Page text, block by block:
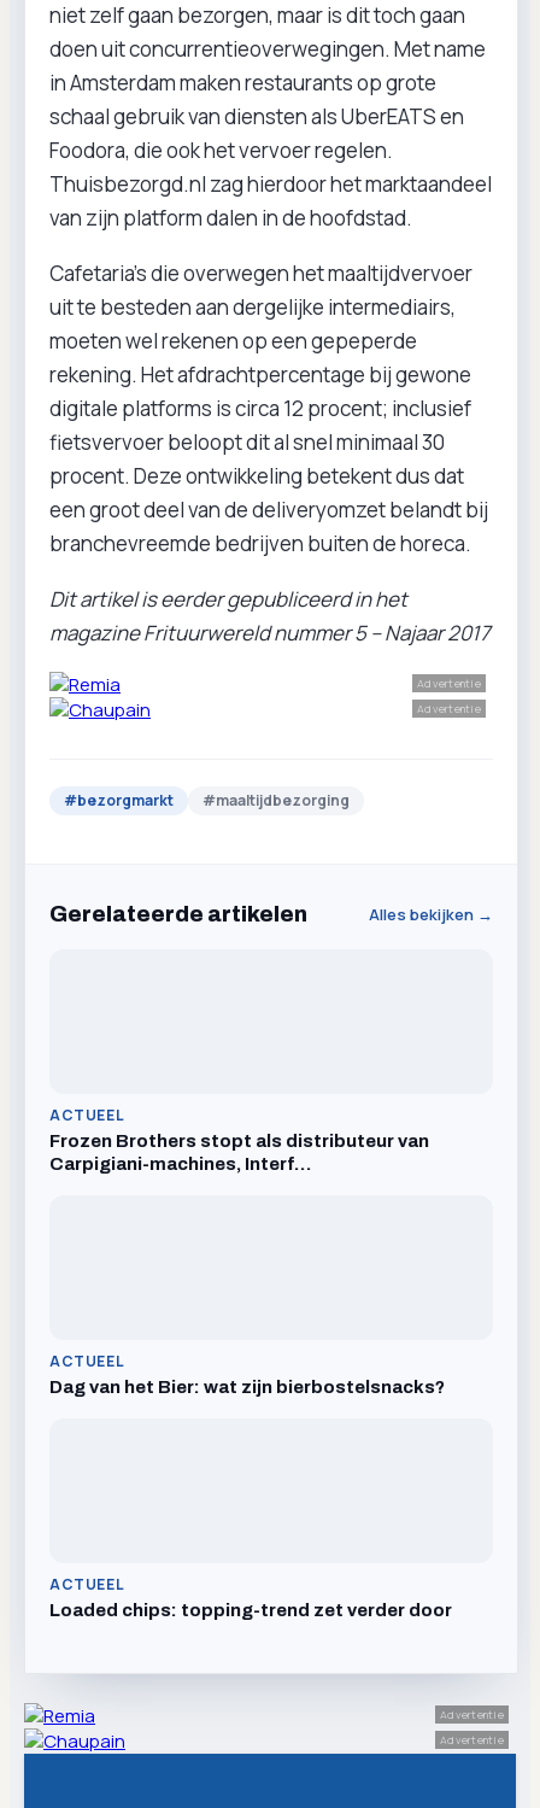
niet zelf gaan bezorgen, maar is dit toch gaan
doen uit concurrentieoverwegingen. Met name
in Amsterdam maken restaurants op grote
schaal gebruik van diensten als UberEATS en
Foodora, die ook het vervoer regelen.
Thuisbezorgd.nl zag hierdoor het marktaandeel
van zijn platform dalen in de hoofdstad.
Cafetaria’s die overwegen het maaltijdvervoer
uit te besteden aan dergelijke intermediairs,
moeten wel rekenen op een gepeperde
rekening. Het afdrachtpercentage bij gewone
digitale platforms is circa 12 procent; inclusief
fietsvervoer beloopt dit al snel minimaal 30
procent. Deze ontwikkeling betekent dus dat
een groot deel van de deliveryomzet belandt bij
branchevreemde bedrijven buiten de horeca.
Dit artikel is eerder gepubliceerd in het
magazine Frituurwereld nummer 5 – Najaar 2017
Advertentie
Advertentie
#bezorgmarkt #maaltijdbezorging
Gerelateerde artikelen Alles bekijken →
ACTUEEL
Frozen Brothers stopt als distributeur van
Carpigiani-machines, Interf…
ACTUEEL
Dag van het Bier: wat zijn bierbostelsnacks?
ACTUEEL
Loaded chips: topping-trend zet verder door
Advertentie
Advertentie